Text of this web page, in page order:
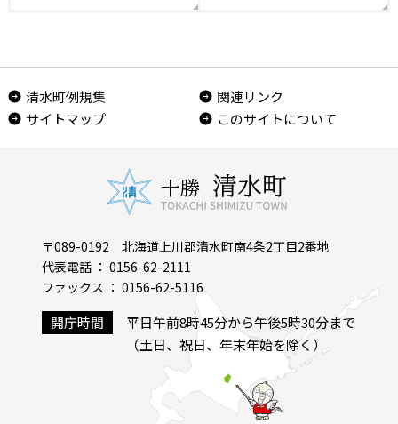
清水町例規集
関連リンク
サイトマップ
このサイトについて
〒089-0192 北海道上川郡清水町南4条2丁目2番地
代表電話 ： 0156-62-2111
ファックス ： 0156-62-5116
開庁時間
平日午前8時45分から午後5時30分まで
（土日、祝日、年末年始を除く）